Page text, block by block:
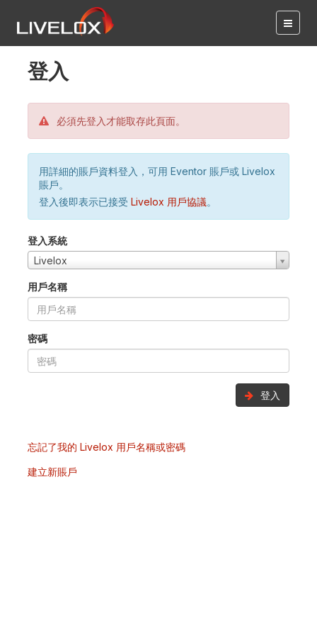
登入
必須先登入才能取存此頁面。
用詳細的賬戶資料登入，可用 Eventor 賬戶或 Livelox
賬戶。
登入後即表示已接受 Livelox 用戶協議。
登入系統
Livelox
用戶名稱
密碼
登入
忘記了我的 Livelox 用戶名稱或密碼
建立新賬戶